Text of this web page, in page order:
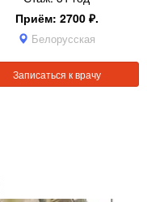
Приём: 2700 ₽.
Белорусская
Записаться к врачу